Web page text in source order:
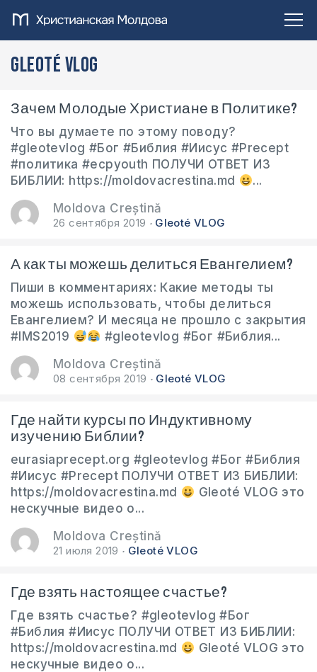
Gleoté VLOG
Зачем Молодые Христиане в Политике?
Что вы думаете по этому поводу?
#gleotevlog #Бог #Библия #Иисус #Precept
#политика #ecpyouth ПОЛУЧИ ОТВЕТ ИЗ
БИБЛИИ: https://moldovacrestina.md
...
Moldova Creștină
26 сентября 2019 Gleoté VLOG
А как ты можешь делиться Евангелием?
Пиши в комментариях: Какие методы ты
можешь использовать, чтобы делиться
Евангелием? И месяца не прошло с закрытия
#IMS2019
#gleotevlog #Бог #Библия...
Moldova Creștină
08 сентября 2019 Gleoté VLOG
Где найти курсы по Индуктивному
изучению Библии?
eurasiaprecept.org #gleotevlog #Бог #Библия
#Иисус #Precept ПОЛУЧИ ОТВЕТ ИЗ БИБЛИИ:
https://moldovacrestina.md
Gleoté VLOG это
нескучные видео о...
Moldova Creștină
21 июля 2019 Gleoté VLOG
Где взять настоящее счастье?
Где взять счастье? #gleotevlog #Бог
#Библия #Иисус ПОЛУЧИ ОТВЕТ ИЗ БИБЛИИ:
https://moldovacrestina.md
Gleoté VLOG это
нескучные видео о...